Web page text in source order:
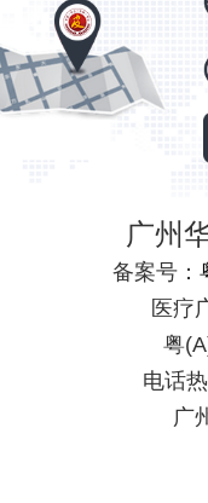
广州
备案号：
医疗
粤
电话
广